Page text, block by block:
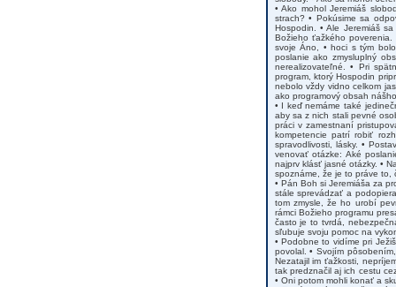
• Ako mohol Jeremiáš
strach? • Pokúsime sa
Hospodin. • Ale Jeremiáš
Božieho ťažkého
svoje Áno, • hoci s tým
poslanie ako zmysluplný
nerealizovateľné. • Pri
program, ktorý Hospodin
nebolo vždy vidno celkom
ako programový obsah
• I keď nemáme také
aby sa z nich stali pevné
práci v zamestnaní
kompetencie patrí robiť
spravodlivosti, lásky. •
venovať otázke: Aké
najprv klásť jasné otázky. •
spoznáme, že je to práve to,
• Pán Boh si Jeremiáša za
stále sprevádzať a
tom zmysle, že ho urobí
rámci Božieho programu
často je to tvrdá,
sľubuje svoju pomoc na
• Podobne to vidíme pri
povolal. • Svojím
Nezatajil im ťažkosti,
tak predznačil aj ich cestu
• Oni potom mohli konať a